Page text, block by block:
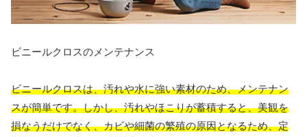
ビニールクロスのメンテナンス
ビニールクロスは、汚れや水に強い素材のため、メンテナン
スが簡単です。しかし、汚れやほこりが蓄積すると、美観を
損なうだけでなく、カビや細菌の繁殖の原因となるため、定